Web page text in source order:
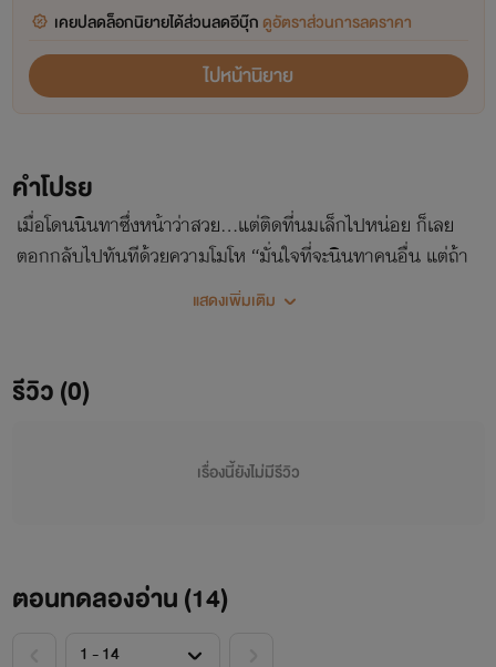
เคยปลดล็อกนิยายได้ส่วนลดอีบุ๊ก ดูอัตราส่วนการลดราคา
ไปหน้านิยาย
คำโปรย
เมื่อโดนนินทาซึ่งหน้าว่าสวย…แต่ติดที่นมเล็กไปหน่อย ก็เลย
ตอกกลับไปทันทีด้วยความโมโห “มั่นใจที่จะนินทาคนอื่น แต่ถ้า
ของตัวเองเท่านิ้วก้อยก็ไม่ไหวนะ!”
แสดงเพิ่มเติม
รีวิว (0)
เรื่องนี้ยังไม่มีรีวิว
ตอนทดลองอ่าน (14)